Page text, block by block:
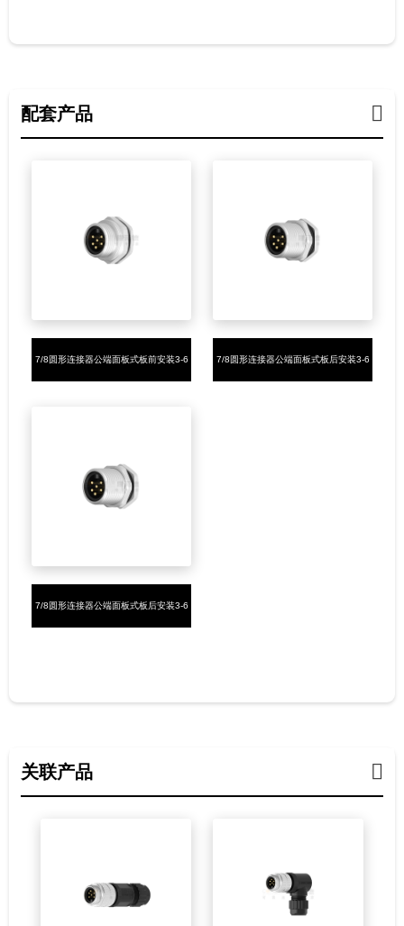
配套产品
7/8圆形连接器公端面板式板前安装3-6 7/8圆形连接器公端面板式板后安装3-6
7/8圆形连接器公端面板式板后安装3-6
关联产品